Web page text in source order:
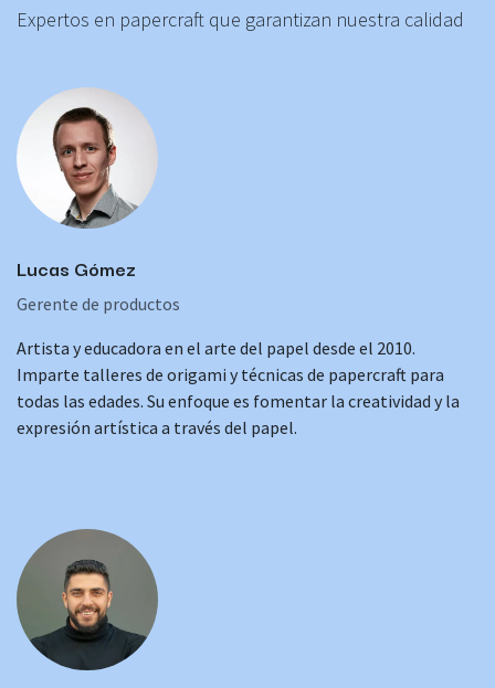
Expertos en papercraft que garantizan nuestra calidad
Lucas Gómez
Gerente de productos
Artista y educadora en el arte del papel desde el 2010.
Imparte talleres de origami y técnicas de papercraft para
todas las edades. Su enfoque es fomentar la creatividad y la
expresión artística a través del papel.